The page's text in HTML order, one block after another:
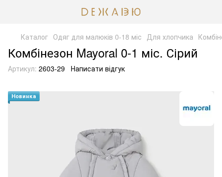
Каталог Одяг для малюків 0-18 міс Для хлопчика
Комбінезон Mayoral 0-1 міс. Сірий
Артикул: 2603-29 Написати відгук
Новинка